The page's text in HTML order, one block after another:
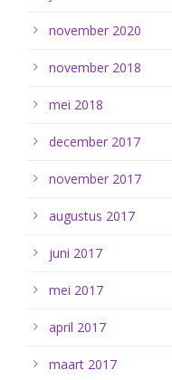
november 2020
november 2018
mei 2018
december 2017
november 2017
augustus 2017
juni 2017
mei 2017
april 2017
maart 2017